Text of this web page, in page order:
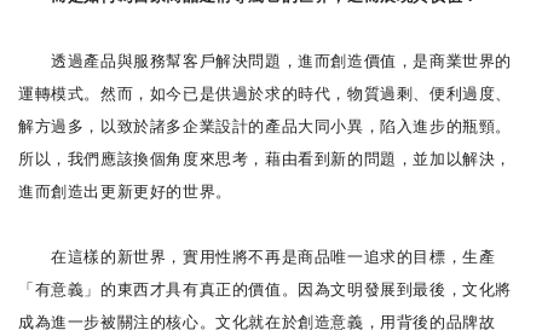
透過產品與服務幫客戶解決問題，進而創造價值，是商業世界的
運轉模式。然而，如今已是供過於求的時代，物質過剩、便利過度、
解方過多，以致於諸多企業設計的產品大同小異，陷入進步的瓶頸。
所以，我們應該換個角度來思考，藉由看到新的問題，並加以解決，
進而創造出更新更好的世界。
在這樣的新世界，實用性將不再是商品唯一追求的目標，生產
「有意義」的東西才具有真正的價值。因為文明發展到最後，文化將
成為進一步被關注的核心。文化就在於創造意義，用背後的品牌故